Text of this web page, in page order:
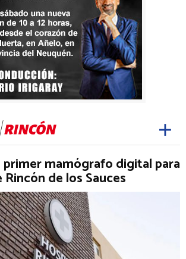
primer mamógrafo digital para
de los Sauces